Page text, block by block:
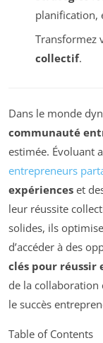
planification,
Transformez
collectif.
Dans le monde
communauté
estimée. Évoluant
entrepreneurs
expériences et
leur réussite
solides, ils
d’accéder à des
clés pour réussir
de la collaboration
le succès
Table of Contents